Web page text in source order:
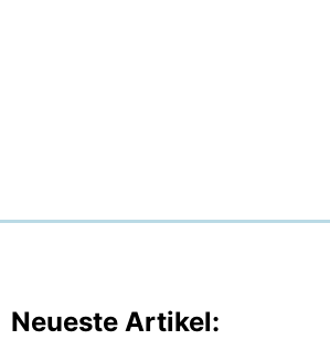
Neueste Artikel: